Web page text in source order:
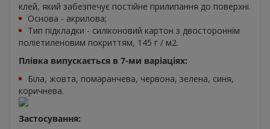
клей, який забезпечує постійне прилипання до поверхні.
Основа - акрилова;
Тип підкладки - силіконовий картон з двостороннім
поліетиленовим покриттям, 145 г / м2.
Плівка випускається в 7-ми варіаціях:
Біла, жовта, помаранчева, червона, зелена, синя,
коричнева.
Застосування: